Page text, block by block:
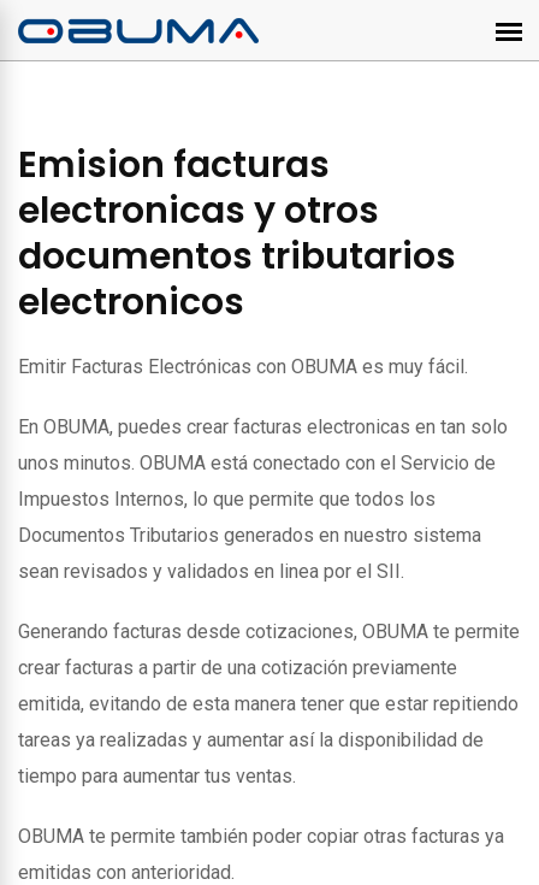
Emision facturas
electronicas y otros
documentos tributarios
electronicos
Emitir Facturas Electrónicas con OBUMA es muy fácil.
En OBUMA, puedes crear facturas electronicas en tan solo
unos minutos. OBUMA está conectado con el Servicio de
Impuestos Internos, lo que permite que todos los
Documentos Tributarios generados en nuestro sistema
sean revisados y validados en linea por el SII.
Generando facturas desde cotizaciones, OBUMA te permite
crear facturas a partir de una cotización previamente
emitida, evitando de esta manera tener que estar repitiendo
tareas ya realizadas y aumentar así la disponibilidad de
tiempo para aumentar tus ventas.
OBUMA te permite también poder copiar otras facturas ya
emitidas con anterioridad.